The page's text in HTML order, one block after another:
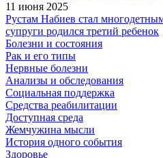
11 июня 2025
Рустам Набиев стал
супруги родился третий ребенок
Болезни и состояния
Рак и его типы
Нервные болезни
Анализы и обследования
Социальная поддержка
Средства реабилитации
Доступная среда
Жемчужина мысли
История одного события
Здоровье